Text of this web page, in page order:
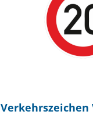
Verkehrszeichen